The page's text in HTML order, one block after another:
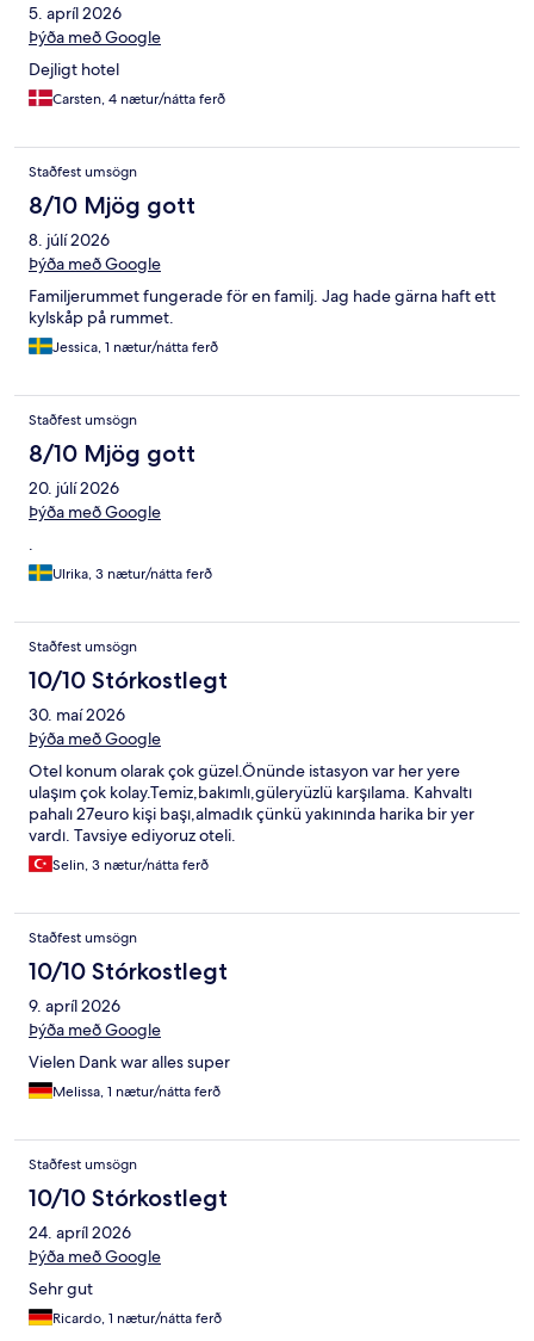
5. apríl 2026
Þýða með Google
Dejligt hotel
Carsten, 4 nætur/nátta ferð
Staðfest umsögn
8/10 Mjög gott
8. júlí 2026
Þýða með Google
Familjerummet fungerade för en familj. Jag hade gärna haft ett
kylskåp på rummet.
Jessica, 1 nætur/nátta ferð
Staðfest umsögn
8/10 Mjög gott
20. júlí 2026
Þýða með Google
.
Ulrika, 3 nætur/nátta ferð
Staðfest umsögn
10/10 Stórkostlegt
30. maí 2026
Þýða með Google
Otel konum olarak çok güzel.Önünde istasyon var her yere
ulaşım çok kolay.Temiz,bakımlı,güleryüzlü karşılama. Kahvaltı
pahalı 27euro kişi başı,almadık çünkü yakınında harika bir yer
vardı. Tavsiye ediyoruz oteli.
Selin, 3 nætur/nátta ferð
Staðfest umsögn
10/10 Stórkostlegt
9. apríl 2026
Þýða með Google
Vielen Dank war alles super
Melissa, 1 nætur/nátta ferð
Staðfest umsögn
10/10 Stórkostlegt
24. apríl 2026
Þýða með Google
Sehr gut
Ricardo, 1 nætur/nátta ferð